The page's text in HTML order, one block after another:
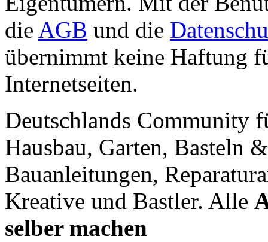
die AGB und die
übernimmt keine Haftung
Internetseiten.
Deutschlands Community
Hausbau, Garten, Basteln
Bauanleitungen,
Kreative und Bastler. Alle
selber machen